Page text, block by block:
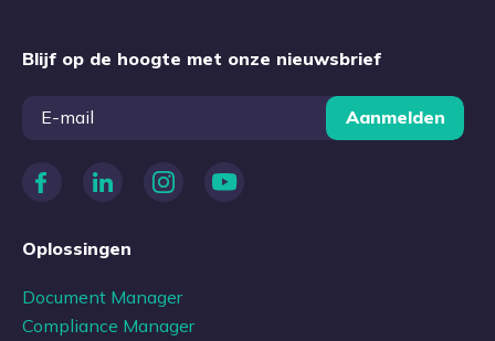
Oplossingen
Document Manager
Compliance Manager
Blijf op de hoogte met onze nieuwsbrief
Aanmelden